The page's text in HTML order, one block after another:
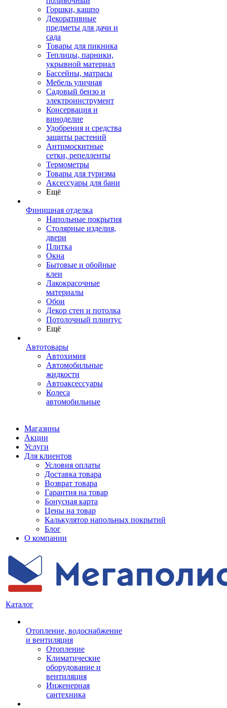
Горшки, кашпо
Декоративные
предметы для дачи и
сада
Товары для пикника
Теплицы, парники,
укрывной материал
Бассейны, матрасы
Мебель уличная
Садовый бензо и
электроинструмент
Консервация и
виноделие
Удобрения и средства
защиты растений
Антимоскитные
сетки, репелленты
Термометры
Товары для туризма
Аксессуары для бани
Ещё
Финишная отделка
Напольные покрытия
Столярные изделия,
двери
Плитка
Окна
Бытовые и обойные
клеи
Лакокрасочные
материалы
Обои
Декор стен и потолка
Потолочный плинтус
Ещё
Автотовары
Автохимия
Автомобильные
жидкости
Автоаксессуары
Колеса
автомобильные
Магазины
Акции
Услуги
Для клиентов
Условия оплаты
Доставка товара
Возврат товара
Гарантия на товар
Бонусная карта
Цены на товар
Калькулятор напольных покрытий
Блог
О компании
Каталог
Отопление, водоснабжение
и вентиляция
Отопление
Климатические
оборудование и
вентиляция
Инженерная
сантехника